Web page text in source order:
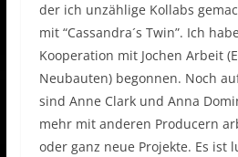
der ich unzählige Kollabs
mit “Cassandra´s Twin”. Ich
Kooperation mit Jochen Arbeit
Neubauten) begonnen. Noch
sind Anne Clark und Anna
mehr mit anderen Producern
oder ganz neue Projekte. Es ist